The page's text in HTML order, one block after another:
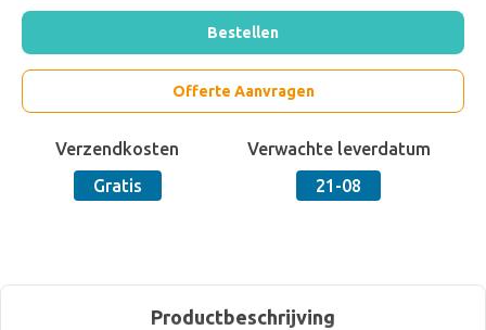
Bestellen
Offerte Aanvragen
Verzendkosten
Gratis
Verwachte leverdatum
21-08
Productbeschrijving